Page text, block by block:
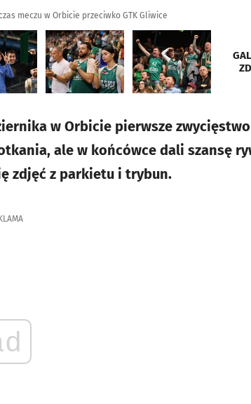
meczu w Orbicie przeciwko GTK Gliwice
w Orbicie pierwsze
ale w końcówce dali szansę
zdjęć z parkietu i trybun.